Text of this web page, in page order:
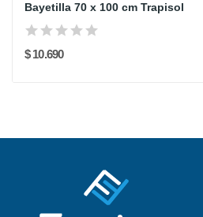
Bayetilla 70 x 100 cm Trapisol
$ 10.690